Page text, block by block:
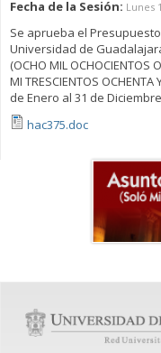
Fecha de la Sesión: Lunes
Se aprueba el
Universidad de
(OCHO MIL OCHOCIENTOS
MI TRESCIENTOS
de Enero al 31 de
hac375.doc